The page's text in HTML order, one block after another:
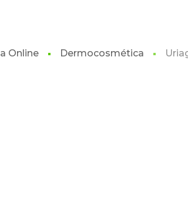
Online Dermocosmética